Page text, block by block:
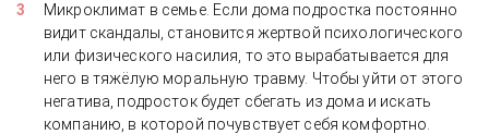
Микроклимат в семье. Если дома подростка постоянно
видит скандалы, становится жертвой психологического
или физического насилия, то это вырабатывается для
него в тяжёлую моральную травму. Чтобы уйти от этого
негатива, подросток будет сбегать из дома и искать
компанию, в которой почувствует себя комфортно.